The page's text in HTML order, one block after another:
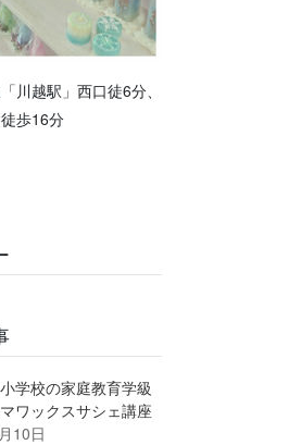
川越駅」西口徒6分、
歩16分
学校の家庭教育学級
ワックスサシェ講座
10日